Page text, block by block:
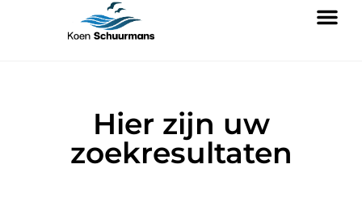
Hier zijn uw
zoekresultaten